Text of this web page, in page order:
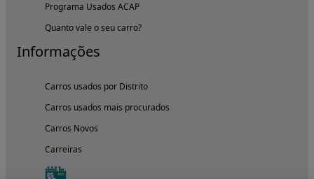
Programa Usados ACAP
Quanto vale o seu carro?
Informações
Carros usados por Distrito
Carros usados mais procurados
Carros Novos
Carreiras